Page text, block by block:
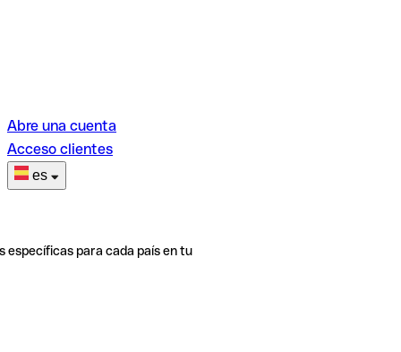
Abre una cuenta
Acceso clientes
es
específicas para cada país en tu